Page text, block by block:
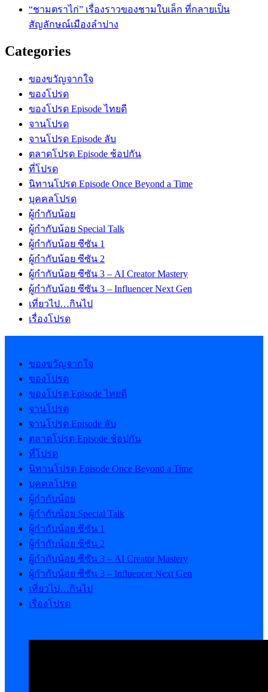
“ชามตราไก่” เรื่องราวของชามใบเล็ก ที่กลายเป็น
สัญลักษณ์เมืองลำปาง
Categories
ของขวัญจากใจ
ของโปรด
ของโปรด Episode ไทยดี
จานโปรด
จานโปรด Episode ลับ
ตลาดโปรด Episode ช้อปกัน
ที่โปรด
นิทานโปรด Episode Once Beyond a Time
บุคคลโปรด
ผู้กำกับน้อย
ผู้กำกับน้อย Special Talk
ผู้กำกับน้อย ซีซัน 1
ผู้กำกับน้อย ซีซัน 2
ผู้กำกับน้อย ซีซัน 3 – AI Creator Mastery
ผู้กำกับน้อย ซีซัน 3 – Influencer Next Gen
เที่ยวไป…กินไป
เรื่องโปรด
ของขวัญจากใจ
ของโปรด
ของโปรด Episode ไทยดี
จานโปรด
จานโปรด Episode ลับ
ตลาดโปรด Episode ช้อปกัน
ที่โปรด
นิทานโปรด Episode Once Beyond a Time
บุคคลโปรด
ผู้กำกับน้อย
ผู้กำกับน้อย Special Talk
ผู้กำกับน้อย ซีซัน 1
ผู้กำกับน้อย ซีซัน 2
ผู้กำกับน้อย ซีซัน 3 – AI Creator Mastery
ผู้กำกับน้อย ซีซัน 3 – Influencer Next Gen
เที่ยวไป…กินไป
เรื่องโปรด